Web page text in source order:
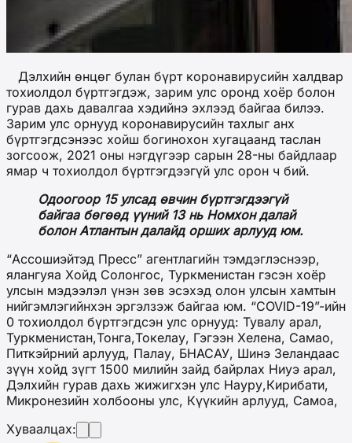
Дэлхийн өнцөг булан бүрт коронавирусийн халдвар
тохиолдол бүртгэгдэж, зарим улс оронд хоёр болон
гурав дахь давалгаа хэдийнэ эхлээд байгаа билээ.
Зарим улс орнууд коронавирусийн тахлыг анх
бүртгэгдсэнээс хойш богинохон хугацаанд таслан
зогсоож, 2021 оны нэгдүгээр сарын 28-ны байдлаар
ямар ч тохиолдол бүртгэгдээгүй улс орон ч бий.
Одоогоор 15 улсад өвчин бүртгэгдээгүй
байгаа бөгөөд үүний 13 нь Номхон далай
болон Атлантын далайд орших арлууд юм.
“Ассошиэйтэд Пресс” агентлагийн тэмдэглэснээр,
ялангуяа Хойд Солонгос, Туркменистан гэсэн хоёр
улсын мэдээлэл үнэн зөв эсэхэд олон улсын хамтын
нийгэмлэгийнхэн эргэлзэж байгаа юм. “COVID-19”-ийн
0 тохиолдол бүртгэгдсэн улс орнууд: Тувалу арал,
Туркменистан,Тонга,Токелау, Гэгээн Хелена, Самао,
Питкэйрний арлууд, Палау, БНАСАУ, Шинэ Зеландаас
зүүн хойд зүгт 1500 милийн зайд байрлах Ниуэ арал,
Дэлхийн гурав дахь жижигхэн улс Науру,Кирибати,
Микронезийн холбооны улс, Күүкийн арлууд, Самоа,
Хуваалцах: